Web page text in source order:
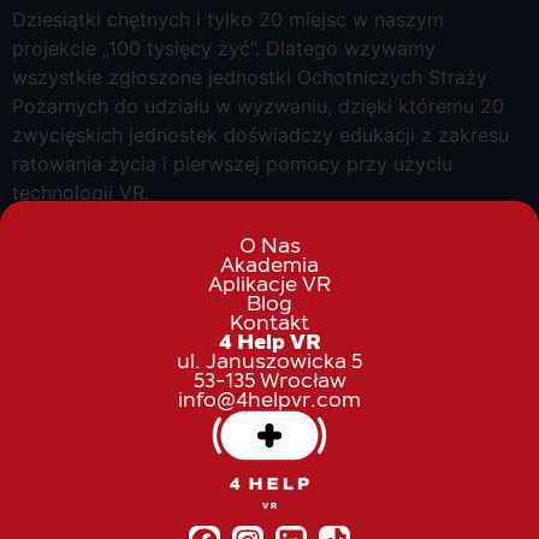
Dziesiątki chętnych i tylko 20 miejsc w naszym
projekcie „100 tysięcy żyć”. Dlatego wzywamy
wszystkie zgłoszone jednostki Ochotniczych Straży
Pożarnych do udziału w wyzwaniu, dzięki któremu 20
zwycięskich jednostek doświadczy edukacji z zakresu
ratowania życia i pierwszej pomocy przy użyciu
technologii VR.
O Nas
Akademia
Aplikacje VR
Blog
Kontakt
4 Help VR
ul. Januszowicka 5
53-135 Wrocław
info@4helpvr.com